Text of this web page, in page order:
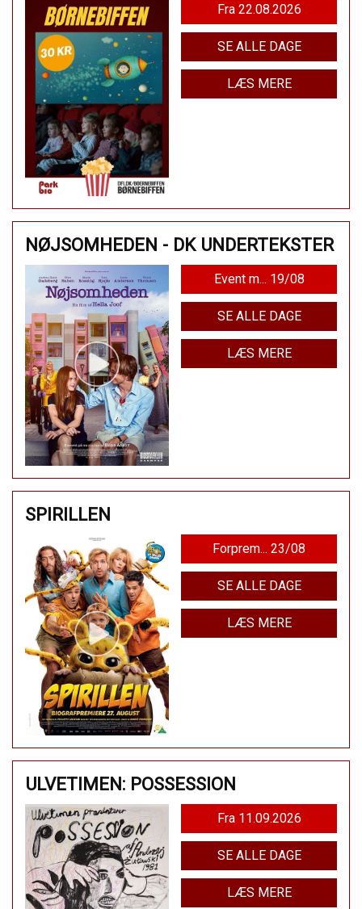
Fra 22.08.2026
SE ALLE DAGE
LÆS MERE
NØJSOMHEDEN - DK UNDERTEKSTER
Event m... 19/08
SE ALLE DAGE
LÆS MERE
SPIRILLEN
Forprem... 23/08
SE ALLE DAGE
LÆS MERE
ULVETIMEN: POSSESSION
Fra 11.09.2026
SE ALLE DAGE
LÆS MERE